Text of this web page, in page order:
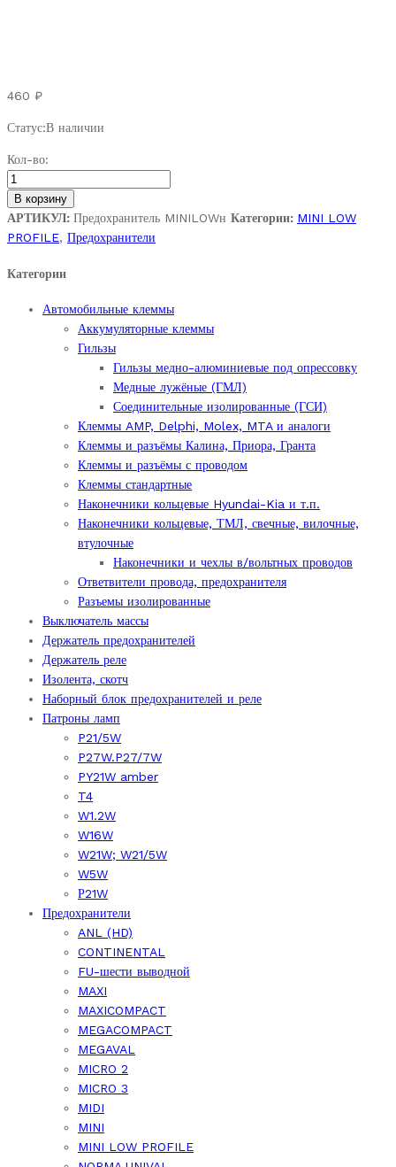
460 ₽
Статус:В наличии
Набор
F117
MINI
LOW
(TESLA)
Кол-во:
В корзину
АРТИКУЛ: Предохранитель MINILOWн Категории: MINI LOW
PROFILE, Предохранители
Категории
Автомобильные клеммы
Аккумуляторные клеммы
Гильзы
Гильзы медно-алюминиевые под опрессовку
Медные лужёные (ГМЛ)
Соединительные изолированные (ГСИ)
Клеммы AMP, Delphi, Molex, MTA и аналоги
Клеммы и разъёмы Калина, Приора, Гранта
Клеммы и разъёмы с проводом
Клеммы стандартные
Наконечники кольцевые Hyundai-Kia и т.п.
Наконечники кольцевые, ТМЛ, свечные, вилочные,
втулочные
Наконечники и чехлы в/вольтных проводов
Ответвители провода, предохранителя
Разъемы изолированные
Выключатель массы
Держатель предохранителей
Держатель реле
Изолента, скотч
Наборный блок предохранителей и реле
Патроны ламп
P21/5W
P27W.P27/7W
PY21W amber
T4
W1.2W
W16W
W21W; W21/5W
W5W
Р21W
Предохранители
ANL (HD)
CONTINENTAL
FU-шести выводной
MAXI
MAXICOMPACT
MEGACOMPACT
MEGAVAL
MICRO 2
MICRO 3
MIDI
MINI
MINI LOW PROFILE